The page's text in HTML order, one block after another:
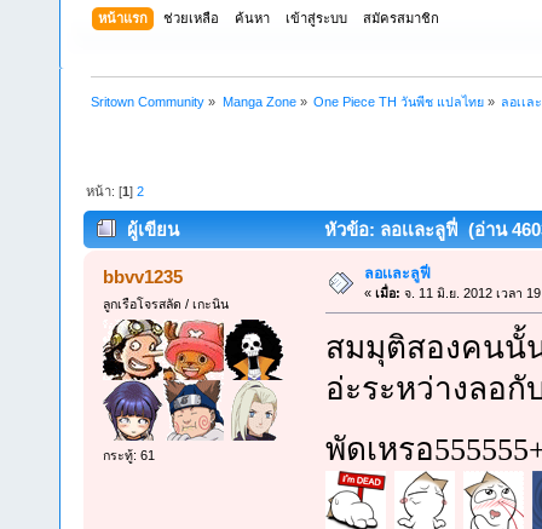
หน้าแรก ช่วยเหลือ ค้นหา เข้าสู่ระบบ สมัครสมาชิก
Sritown Community » Manga Zone» One Piece TH วันพีช แปลไทย» ลอเเล
หน้า: [1]2
ผู้เขียน หัวข้อ: ลอเเละลูฟี่ (อ่าน
bbvv1235
ลูกเรือโจรสลัด / เกะนิน
กระทู้: 61
ลอเเละลูฟี่
« เมื่อ: จ. 11 มิ.ย. 2012 เวลา
สมมุติสองคนนั้
อ่ะระหว่างลอกั
พัดเหรอ